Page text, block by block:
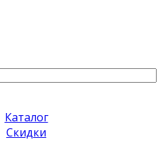
Каталог
Скидки